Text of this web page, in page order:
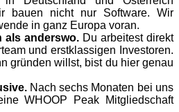
bauen nicht nur Software. Wir
in ganz Europa voran.
als anderswo. Du arbeitest direkt
und erstklassigen Investoren.
gründen willst, bist du hier genau
Nach sechs Monaten bei uns
WHOOP Peak Mitgliedschaft